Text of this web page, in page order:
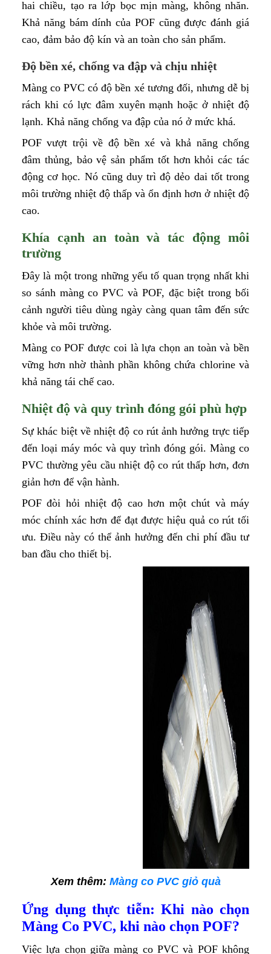
hai chiều, tạo ra lớp bọc mịn màng, không nhăn.
Khả năng bám dính của POF cũng được đánh giá
cao, đảm bảo độ kín và an toàn cho sản phẩm.
Độ bền xé, chống va đập và chịu nhiệt
Màng co PVC có độ bền xé tương đối, nhưng dễ bị
rách khi có lực đâm xuyên mạnh hoặc ở nhiệt độ
lạnh. Khả năng chống va đập của nó ở mức khá.
POF vượt trội về độ bền xé và khả năng chống
đâm thủng, bảo vệ sản phẩm tốt hơn khỏi các tác
động cơ học. Nó cũng duy trì độ dẻo dai tốt trong
môi trường nhiệt độ thấp và ổn định hơn ở nhiệt độ
cao.
Khía cạnh an toàn và tác động môi
trường
Đây là một trong những yếu tố quan trọng nhất khi
so sánh màng co PVC và POF, đặc biệt trong bối
cảnh người tiêu dùng ngày càng quan tâm đến sức
khỏe và môi trường.
Màng co POF được coi là lựa chọn an toàn và bền
vững hơn nhờ thành phần không chứa chlorine và
khả năng tái chế cao.
Nhiệt độ và quy trình đóng gói phù hợp
Sự khác biệt về nhiệt độ co rút ảnh hưởng trực tiếp
đến loại máy móc và quy trình đóng gói. Màng co
PVC thường yêu cầu nhiệt độ co rút thấp hơn, đơn
giản hơn để vận hành.
POF đòi hỏi nhiệt độ cao hơn một chút và máy
móc chính xác hơn để đạt được hiệu quả co rút tối
ưu. Điều này có thể ảnh hưởng đến chi phí đầu tư
ban đầu cho thiết bị.
Xem thêm: Màng co PVC giỏ quà
Ứng dụng thực tiễn: Khi nào chọn
Màng Co PVC, khi nào chọn POF?
Việc lựa chọn giữa màng co PVC và POF không